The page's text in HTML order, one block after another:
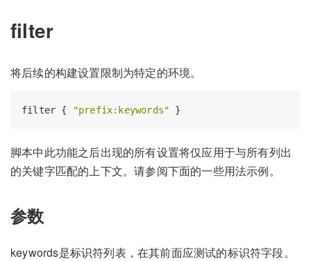
filter
将后续的构建设置限制为特定的环境。
filter { "prefix:keywords"
脚本中此功能之后出现的所有设置将仅应用于与所有列出
的关键字匹配的上下文。请参阅下面的一些用法示例。
参数
keywords是标识符列表，在其前面应测试的标识符字段。